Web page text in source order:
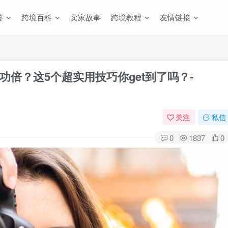
跨境百科 卖家故事 跨境教程 友情链接
倍？这5个超实用技巧你get到了吗？-
关注 私信
0 1837 0